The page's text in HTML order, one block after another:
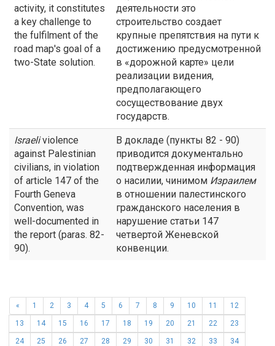
activity, it constitutes
a key challenge to
the fulfilment of the
road map's goal of a
two-State solution.
деятельности это
строительство создает
крупные препятствия на пути к
достижению предусмотренной
в «дорожной карте» цели
реализации видения,
предполагающего
сосуществование двух
государств.
Israeliviolence
against Palestinian
civilians, in violation
of article 147 of the
Fourth Geneva
Convention, was
well-documented in
the report (paras. 82-
90).
В докладе (пункты 82 - 90)
приводится документально
подтвержденная информация
о насилии, чинимом Израилем
в отношении палестинского
гражданского населения в
нарушение статьи 147
четвертой Женевской
конвенции.
« 1 2 3 4 5 6 7 8 9 10 11 12
13 14 15 16 17 18 19 20 21 22 23
24 25 26 27 28 29 30 31 32 33 34